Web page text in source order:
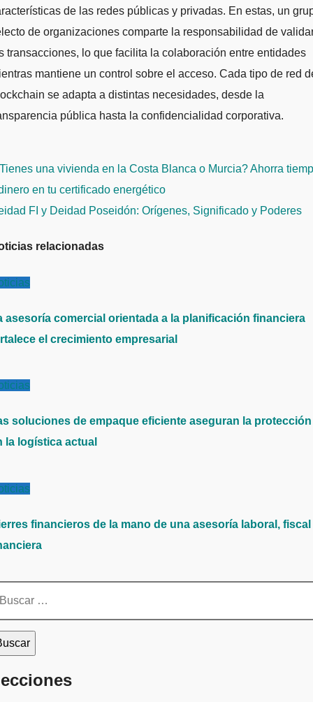
de las redes públicas y privadas. En estas, un
de organizaciones comparte la responsabilidad de
transacciones, lo que facilita la colaboración entre entidades
mantiene un control sobre el acceso. Cada tipo de red
se adapta a distintas necesidades, desde la
pública hasta la confidencialidad corporativa.
una vivienda en la Costa Blanca o Murcia? Ahorra
en tu certificado energético
FI y Deidad Poseidón: Orígenes, Significado y Poderes
relacionadas
asesoría comercial orientada a la planificación financiera
el crecimiento empresarial
soluciones de empaque eficiente aseguran la protección
la logística actual
financieros de la mano de una asesoría laboral, fiscal